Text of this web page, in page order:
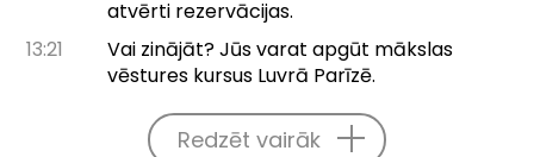
atvērti rezervācijas.
13:21
Vai zinājāt? Jūs varat apgūt mākslas
vēstures kursus Luvrā Parīzē.
Redzēt vairāk